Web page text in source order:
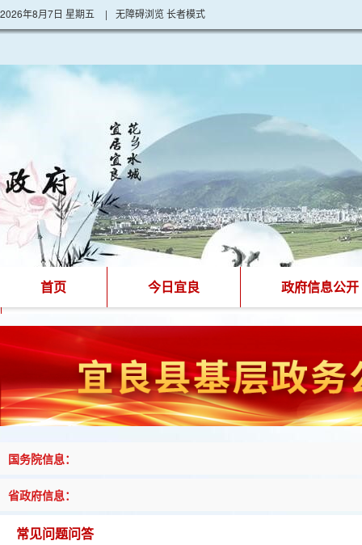
2026年8月7日 星期五 | 无障碍浏览长者模式
首页 今日宜良 政府信息公开
国务院信息：
省政府信息：
常见问题问答